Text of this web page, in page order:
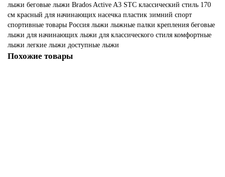
лыжи беговые лыжи Brados Active A3 STC классический стиль 170
см красный для начинающих насечка пластик зимний спорт
спортивные товары Россия лыжи лыжные палки крепления беговые
лыжи для начинающих лыжи для классического стиля комфортные
лыжи легкие лыжи доступные лыжи
Похожие товары